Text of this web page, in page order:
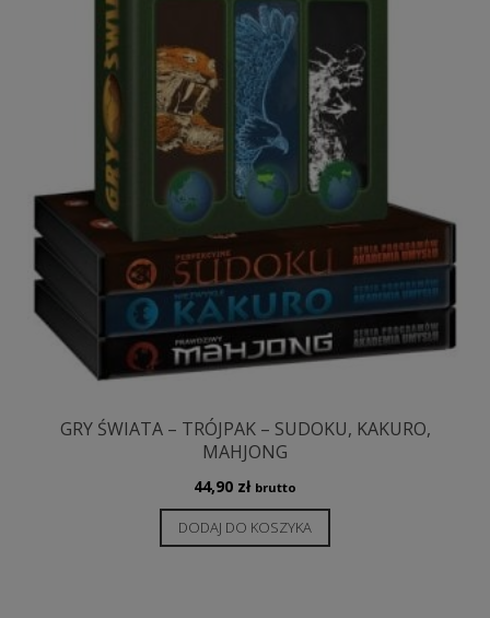
GRY ŚWIATA – TRÓJPAK – SUDOKU, KAKURO,
MAHJONG
44,90 zł brutto
DODAJ DO KOSZYKA